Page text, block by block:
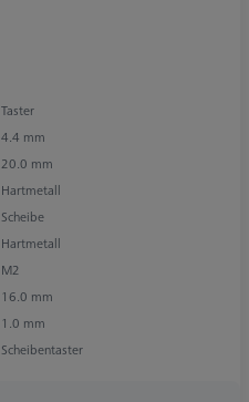
Taster
4.4 mm
20.0 mm
Hartmetall
Scheibe
Hartmetall
M2
16.0 mm
1.0 mm
Scheibentaster